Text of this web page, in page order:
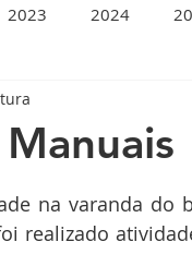
2023 2024
na varanda do
realizado